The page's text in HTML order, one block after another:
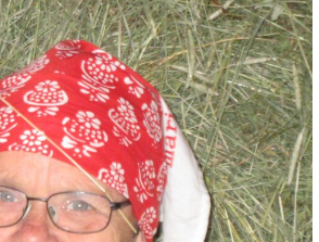
muistoksi